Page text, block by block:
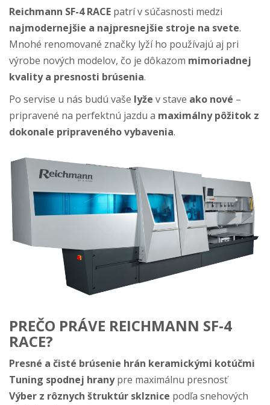
Reichmann SF-4 RACE patrí v súčasnosti medzi
najmodernejšie a najpresnejšie stroje na svete.
Mnohé renomované značky lyží ho používajú aj pri
výrobe nových modelov, čo je dôkazom mimoriadnej
kvality a presnosti brúsenia.
Po servise u nás budú vaše lyže v stave ako nové –
pripravené na perfektnú jazdu a maximálny pôžitok z
dokonale pripraveného vybavenia.
PREČO PRÁVE REICHMANN SF-4
RACE?
Presné a čisté brúsenie hrán keramickými kotúčmi
Tuning spodnej hranypre maximálnu presnosť
Výber z rôznych štruktúr sklznice podľa snehových